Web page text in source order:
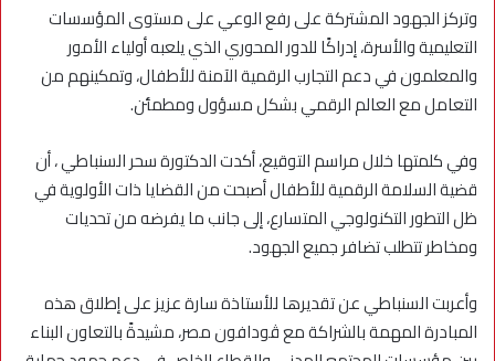
وتركز الجهود المشتركة على رفع الوعي على مستوى المؤسسات
التعليمية والأسرة، إدراكًا للدور المحوري الذي يلعبه أولياء الأمور
والمعلمون في دعم التجارب الرقمية الآمنة للأطفال، وتمكينهم من
التعامل مع العالم الرقمي بشكل مسؤول ومطمئن.
وفي كلمتها خلال مراسم التوقيع، أكدت الدكتورة سحر السنباطي ، أن
قضية السلامة الرقمية للأطفال أصبحت من القضايا ذات الأولوية في
ظل التطور التكنولوجي المتسارع، إلى جانب ما يفرضه من تحديات
ومخاطر تتطلب تضافر جميع الجهود.
وأعربت السنباطي عن تقديرها للأستاذة سارة عزيز على إطلاق هذه
المبادرة المهمة بالشراكة مع ڤودافون مصر، مشيدةً بالتعاون البناء